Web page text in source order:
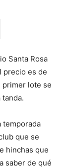
Santa Rosa
precio es de
primer lote se
temporada
que se
hinchas que
saber de qué